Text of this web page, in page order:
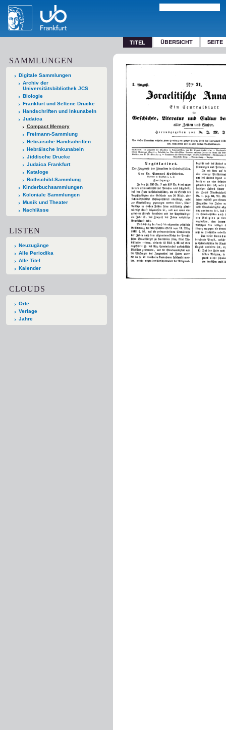
TITEL ÜBERSICHT SEITE
SAMMLUNGEN
Digitale Sammlungen
Archiv der
Universitätsbibliothek JCS
Biologie
Frankfurt und Seltene Drucke
Handschriften und Inkunabeln
Judaica
Compact Memory
Freimann-Sammlung
Hebräische Handschriften
Hebräische Inkunabeln
Jiddische Drucke
Judaica Frankfurt
Kataloge
Rothschild-Sammlung
Kinderbuchsammlungen
Koloniale Sammlungen
Musik und Theater
Nachlässe
LISTEN
Neuzugänge
Alle Periodika
Alle Titel
Kalender
CLOUDS
Orte
Verlage
Jahre